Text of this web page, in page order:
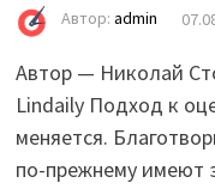
Автор: admin
Автор — Николай
Lindaily Подход к
меняется.
по-прежнему имеют